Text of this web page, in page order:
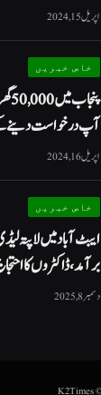
اپریل 15, 2024
خاص خبریں
آپ درخواست دینے
اپریل 16, 2024
خاص خبریں
ایبٹ آباد میں لاپتہ
برآمد، ڈاکٹروں کا
دسمبر 8, 2025